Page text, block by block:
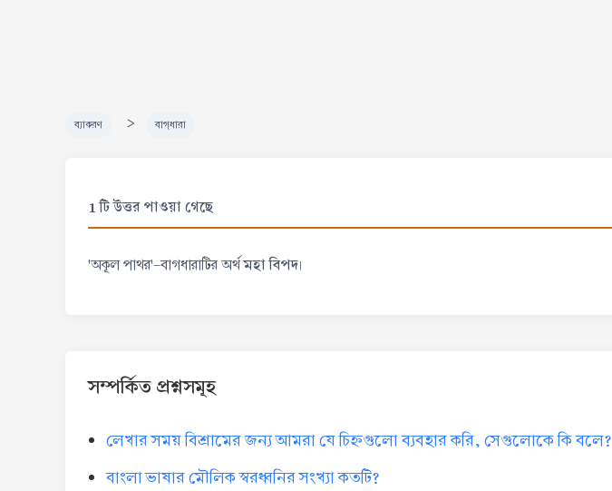
ব্যাকরণ > বাগ্‌ধারা
1 টি উত্তর পাওয়া গেছে
'অকূল পাথর'-বাগধারাটির অর্থমহা বিপদ।
সম্পর্কিত প্রশ্নসমূহ
লেখার সময় বিশ্রামের জন্য আমরা যে চিহ্নগুলো ব্যবহার করি, সেগুলোকে কি বলে?
বাংলা ভাষার মৌলিক স্বরধ্বনির সংখ্যা কতটি?